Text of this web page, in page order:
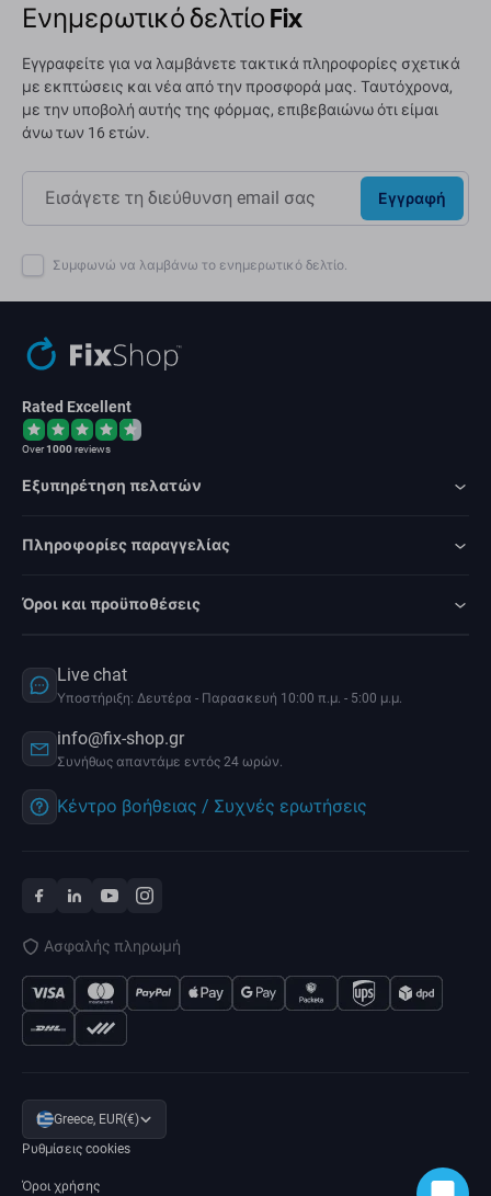
Ενημερωτικό δελτίο Fix
Εγγραφείτε για να λαμβάνετε τακτικά πληροφορίες σχετικά
με εκπτώσεις και νέα από την προσφορά μας. Ταυτόχρονα,
με την υποβολή αυτής της φόρμας, επιβεβαιώνω ότι είμαι
άνω των 16 ετών.
Εγγραφή
Συμφωνώ να λαμβάνω το ενημερωτικό δελτίο.
Rated Excellent
Over1000reviews
Εξυπηρέτηση πελατών
Πληροφορίες παραγγελίας
Όροι και προϋποθέσεις
Live chat
Υποστήριξη: Δευτέρα - Παρασκευή 10:00 π.μ. - 5:00 μ.μ.
info@fix-shop.gr
Συνήθως απαντάμε εντός 24 ωρών.
Κέντρο βοήθειας / Συχνές ερωτήσεις
Ασφαλής πληρωμή
Greece, EUR(€)
Ρυθμίσεις cookies
Όροι χρήσης